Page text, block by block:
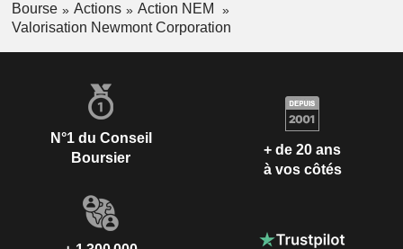
Bourse Actions
Action NEM
Valorisation Newmont Corporation
N°1 du Conseil
Boursier
+ de 20 ans
à vos côtés